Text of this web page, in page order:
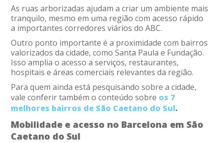
As ruas arborizadas ajudam a criar um ambiente mais
tranquilo, mesmo em uma região com acesso rápido
a importantes corredores viários do ABC.
Outro ponto importante é a proximidade com bairros
valorizados da cidade, como Santa Paula e Fundação.
Isso amplia o acesso a serviços, restaurantes,
hospitais e áreas comerciais relevantes da região.
Para quem ainda está pesquisando sobre a cidade,
vale conferir também o conteúdo sobre os 7
melhores bairros de São Caetano do Sul.
Mobilidade e acesso no Barcelona em São
Caetano do Sul